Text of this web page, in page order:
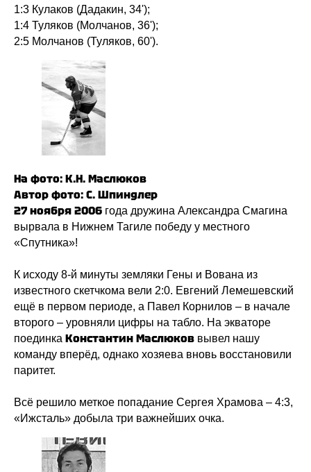
1:3 Кулаков (Дадакин, 34');
1:4 Туляков (Молчанов, 36');
2:5 Молчанов (Туляков, 60').
На фото: К.Н. Маслюков
Автор фото: С. Шпиндлер
27 ноября 2006 года дружина Александра Смагина
вырвала в Нижнем Тагиле победу у местного
«Спутника»!
К исходу 8-й минуты земляки Гены и Вована из
известного скетчкома вели 2:0. Евгений Лемешевский
ещё в первом периоде, а Павел Корнилов – в начале
второго – уровняли цифры на табло. На экваторе
поединка Константин Маслюков вывел нашу
команду вперёд, однако хозяева вновь восстановили
паритет.
Всё решило меткое попадание Сергея Храмова – 4:3,
«Ижсталь» добыла три важнейших очка.